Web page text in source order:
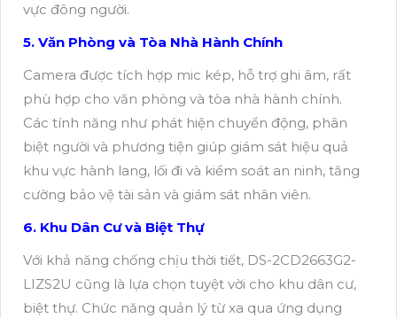
vực đông người.
5. Văn Phòng và Tòa Nhà Hành Chính
Camera được tích hợp mic kép, hỗ trợ ghi âm, rất
phù hợp cho văn phòng và tòa nhà hành chính.
Các tính năng như phát hiện chuyển động, phân
biệt người và phương tiện giúp giám sát hiệu quả
khu vực hành lang, lối đi và kiểm soát an ninh, tăng
cường bảo vệ tài sản và giám sát nhân viên.
6. Khu Dân Cư và Biệt Thự
Với khả năng chống chịu thời tiết, DS-2CD2663G2-
LIZS2U cũng là lựa chọn tuyệt vời cho khu dân cư,
biệt thự. Chức năng quản lý từ xa qua ứng dụng